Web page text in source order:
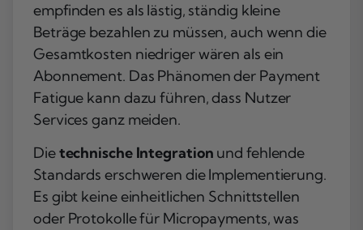
empfinden es als lästig, ständig kleine
Beträge bezahlen zu müssen, auch wenn die
Gesamtkosten niedriger wären als ein
Abonnement. Das Phänomen der Payment
Fatigue kann dazu führen, dass Nutzer
Services ganz meiden.
Dietechnische Integration und fehlende
Standards erschweren die Implementierung.
Es gibt keine einheitlichen Schnittstellen
oder Protokolle für Micropayments, was